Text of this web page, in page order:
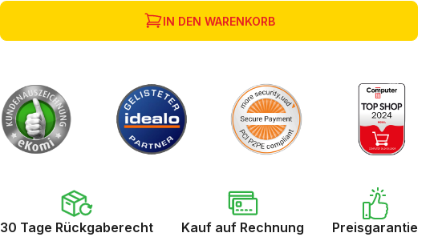
IN DEN WARENKORB
30 Tage Rückgaberecht Kauf auf Rechnung Preisgarantie